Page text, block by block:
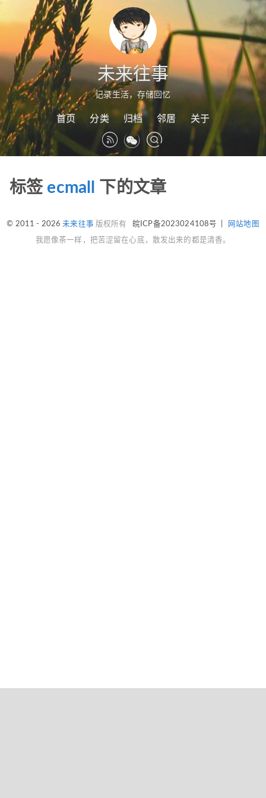
未来往事
记录生活，存储回忆
首页 分类 归档 邻居 关于
标签 ecmall 下的文章
© 2011 - 2026未来往事 版权所有 皖ICP备2023024108号 网站地图
我愿像茶一样，把苦涩留在心底，散发出来的都是清香。